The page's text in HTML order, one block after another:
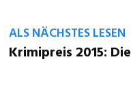
ALS NÄCHSTES LESEN
Krimipreis 2015: